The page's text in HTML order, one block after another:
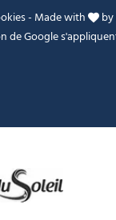
- Made with by
de Google